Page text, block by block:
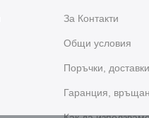
За Контакти
Общи условия
Поръчки,
Гаранция,